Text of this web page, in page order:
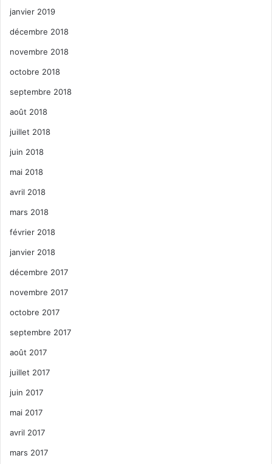
janvier 2019
décembre 2018
novembre 2018
octobre 2018
septembre 2018
août 2018
juillet 2018
juin 2018
mai 2018
avril 2018
mars 2018
février 2018
janvier 2018
décembre 2017
novembre 2017
octobre 2017
septembre 2017
août 2017
juillet 2017
juin 2017
mai 2017
avril 2017
mars 2017